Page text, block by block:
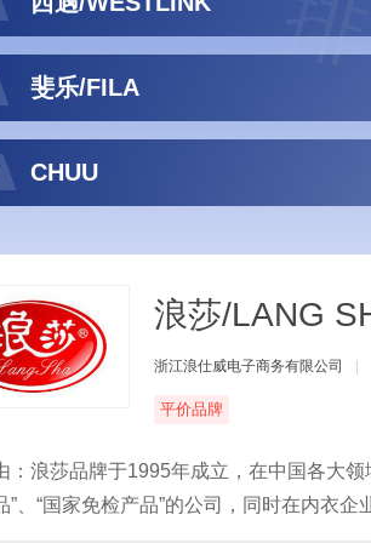
斐乐/FILA
CHUU
浪莎/LANG
浙江浪仕威电子商务有限公司
平价品牌
：浪莎品牌于1995年成立，在中国各大
”、“国家免检产品”的公司，同时在内衣